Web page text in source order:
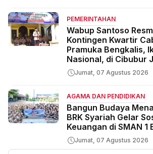
PEMERINTAHAN
Wabup Santoso
Kontingen Kwartir
Pramuka Bengkalis,
Nasional, di Cibubur
Jumat, 07 Agustus 2026
AGAMA DAN PENDIDIKAN
Bangun Budaya
BRK Syariah Gelar
Keuangan di SMAN 1
Jumat, 07 Agustus 2026